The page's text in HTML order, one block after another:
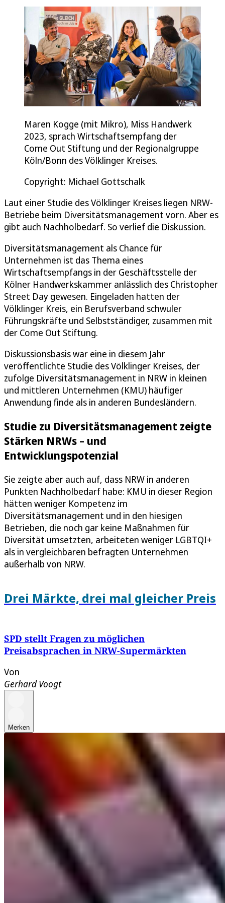
Maren Kogge (mit Mikro), Miss Handwerk
2023, sprach Wirtschaftsempfang der
Come Out Stiftung und der Regionalgruppe
Köln/Bonn des Völklinger Kreises.
Copyright: Michael Gottschalk
Laut einer Studie des Völklinger Kreises liegen NRW-
Betriebe beim Diversitätsmanagement vorn. Aber es
gibt auch Nachholbedarf. So verlief die Diskussion.
Diversitätsmanagement als Chance für
Unternehmen ist das Thema eines
Wirtschaftsempfangs in der Geschäftsstelle der
Kölner Handwerkskammer anlässlich des Christopher
Street Day gewesen. Eingeladen hatten der
Völklinger Kreis, ein Berufsverband schwuler
Führungskräfte und Selbstständiger, zusammen mit
der Come Out Stiftung.
Diskussionsbasis war eine in diesem Jahr
veröffentlichte Studie des Völklinger Kreises, der
zufolge Diversitätsmanagement in NRW in kleinen
und mittleren Unternehmen (KMU) häufiger
Anwendung finde als in anderen Bundesländern.
Studie zu Diversitätsmanagement zeigte
Stärken NRWs – und
Entwicklungspotenzial
Sie zeigte aber auch auf, dass NRW in anderen
Punkten Nachholbedarf habe: KMU in dieser Region
hätten weniger Kompetenz im
Diversitätsmanagement und in den hiesigen
Betrieben, die noch gar keine Maßnahmen für
Diversität umsetzten, arbeiteten weniger LGBTQI+
als in vergleichbaren befragten Unternehmen
außerhalb von NRW.
Drei Märkte, drei mal gleicher Preis
SPD stellt Fragen zu möglichen
Preisabsprachen in NRW-Supermärkten
Von
Gerhard Voogt
Merken